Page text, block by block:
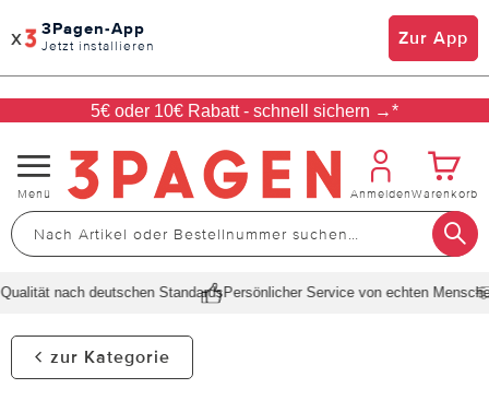
x 3Pagen-App
Jetzt installieren Zur App
5€ oder 10€ Rabatt - schnell sichern →*
Navigation
umschalten
Menü AnmeldenWarenkorb
nach deutschen StandardsPersönlicher Service von echten Menschen
zur Kategorie